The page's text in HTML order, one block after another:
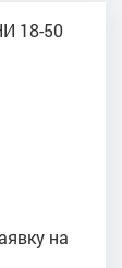
18-50
на